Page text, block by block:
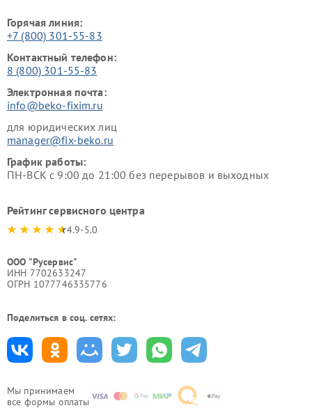
Мы принимаем
все формы оплаты
Горячая линия:
+7 (800) 301-55-83
Контактный телефон:
8 (800) 301-55-83
Электронная почта:
info@beko-fixim.ru
для юридических лиц
manager@fix-beko.ru
График работы:
ПН-ВСК с 9:00 до 21:00 без перерывов и выходных
Рейтинг сервисного центра
4.9-5.0
ООО "Русервис"
ИНН 7702633247
ОГРН 1077746335776
Поделиться в соц. сетях: